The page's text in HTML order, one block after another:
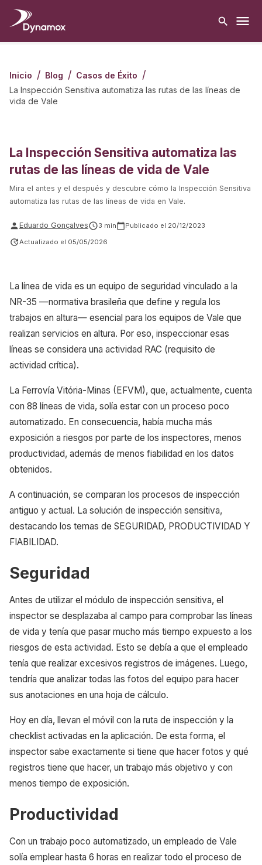
Inicio / Blog / Casos de Éxito /
La Inspección Sensitiva automatiza las rutas de las líneas de
vida de Vale
La Inspección Sensitiva automatiza las
rutas de las líneas de vida de Vale
Mira el antes y el después y descubre cómo la Inspección Sensitiva
automatiza las rutas de las líneas de vida en Vale.
Eduardo Gonçalves 3 min Publicado el 20/12/2023
Actualizado el 05/05/2026
La línea de vida es un equipo de seguridad vinculado a la
NR-35 —normativa brasileña que define y regula los
trabajos en altura— esencial para los equipos de Vale que
realizan servicios en altura. Por eso, inspeccionar esas
líneas se considera una actividad RAC (requisito de
actividad crítica).
La Ferrovía Vitória-Minas (EFVM), que, actualmente, cuenta
con 88 líneas de vida, solía estar con un proceso poco
automatizado. En consecuencia, había mucha más
exposición a riesgos por parte de los inspectores, menos
productividad, además de menos fiabilidad en los datos
obtenidos.
A continuación, se comparan los procesos de inspección
antiguo y actual. La solución de inspección sensitiva,
destacando los temas de SEGURIDAD, PRODUCTIVIDAD Y
FIABILIDAD.
Seguridad
Antes de utilizar el módulo de inspección sensitiva, el
inspector se desplazaba al campo para comprobar las líneas
de vida y tenía que pasar mucho más tiempo expuesto a los
riesgos de esta actividad. Esto se debía a que el empleado
tenía que realizar excesivos registros de imágenes. Luego,
tendría que analizar todas las fotos del equipo para hacer
sus anotaciones en una hoja de cálculo.
Hoy en día, llevan el móvil con la ruta de inspección y la
checklist activadas en la aplicación. De esta forma, el
inspector sabe exactamente si tiene que hacer fotos y qué
registros tiene que hacer, un trabajo más objetivo y con
menos tiempo de exposición.
Productividad
Con un trabajo poco automatizado, un empleado de Vale
solía emplear hasta 6 horas en realizar todo el proceso de